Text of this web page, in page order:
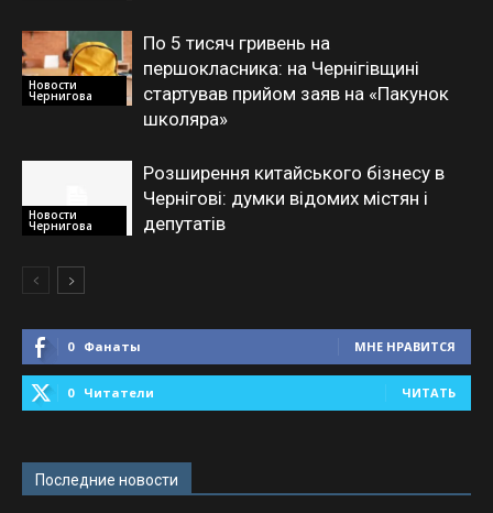
Новости
Чернигова
По 5 тисяч гривень на
першокласника: на Чернігівщині
стартував прийом заяв на «Пакунок
школяра»
Новости
Чернигова
Розширення китайського бізнесу в
Чернігові: думки відомих містян і
депутатів
0 Фанаты МНЕ НРАВИТСЯ
0 Читатели ЧИТАТЬ
Последние новости